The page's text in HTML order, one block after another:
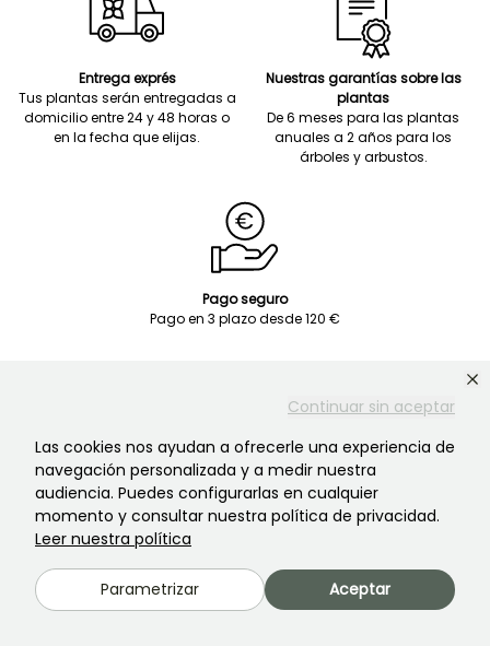
Continuar sin aceptar
Las cookies nos ayudan a ofrecerle una experiencia de
navegación personalizada y a medir nuestra
audiencia. Puedes configurarlas en cualquier
momento y consultar nuestra política de privacidad.
Leer nuestra política
Parametrizar Aceptar
Entrega exprés
Tus plantas serán entregadas a
domicilio entre 24 y 48 horas o
en la fecha que elijas.
Nuestras garantías sobre las
plantas
De 6 meses para las plantas
anuales a 2 años para los
árboles y arbustos.
Pago seguro
Pago en 3 plazo desde 120 €
Servicio de atención al cliente
¡Siempre hay alguien para ayudarte!
Pónte en contacto con nosotros Haz clic